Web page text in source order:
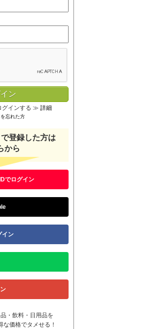
グインする ≫ 詳細
忘れた方
登録した方は
から
でログイン
イン
・飲料・日用品を
価格でタメせる！